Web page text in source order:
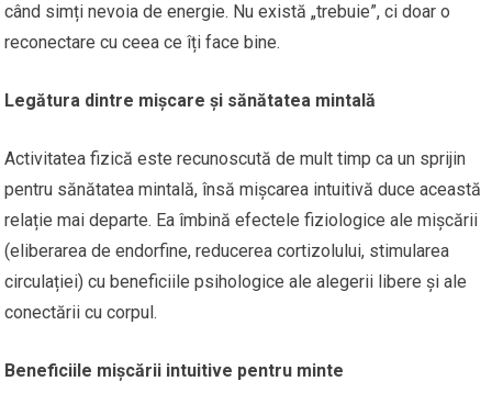
când simți nevoia de energie. Nu există „trebuie”, ci doar o
reconectare cu ceea ce îți face bine.
Legătura dintre mișcare și sănătatea mintală
Activitatea fizică este recunoscută de mult timp ca un sprijin
pentru sănătatea mintală, însă mișcarea intuitivă duce această
relație mai departe. Ea îmbină efectele fiziologice ale mișcării
(eliberarea de endorfine, reducerea cortizolului, stimularea
circulației) cu beneficiile psihologice ale alegerii libere și ale
conectării cu corpul.
Beneficiile mișcării intuitive pentru minte